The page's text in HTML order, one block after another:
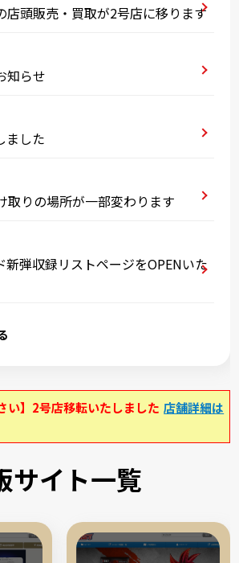
店頭販売・買取が2号店に移ります
知らせ
ました
取りの場所が一部変わります
新弾収録リストページをOPENいた
い】2号店移転いたしました 店舗詳細は
サイト一覧